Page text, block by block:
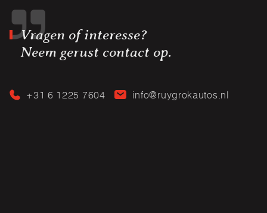
Vragen of interesse?
Neem gerust contact op.
+31 6 1225 7604 info@ruygrokautos.nl